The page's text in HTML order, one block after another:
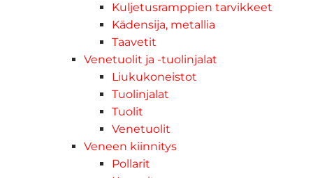
Kuljetusramppien tarvikkeet
Kädensija, metallia
Taavetit
Venetuolit ja -tuolinjalat
Liukukoneistot
Tuolinjalat
Tuolit
Venetuolit
Veneen kiinnitys
Pollarit